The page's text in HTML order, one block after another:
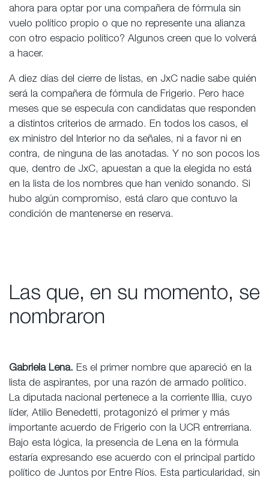
ahora para optar por una compañera de fórmula sin
vuelo político propio o que no represente una alianza
con otro espacio político? Algunos creen que lo volverá
a hacer.
A diez días del cierre de listas, en JxC nadie sabe quién
será la compañera de fórmula de Frigerio. Pero hace
meses que se especula con candidatas que responden
a distintos criterios de armado. En todos los casos, el
ex ministro del Interior no da señales, ni a favor ni en
contra, de ninguna de las anotadas. Y no son pocos los
que, dentro de JxC, apuestan a que la elegida no está
en la lista de los nombres que han venido sonando. Si
hubo algún compromiso, está claro que contuvo la
condición de mantenerse en reserva.
Las que, en su momento, se
nombraron
Gabriela Lena. Es el primer nombre que apareció en la
lista de aspirantes, por una razón de armado político.
La diputada nacional pertenece a la corriente Illia, cuyo
líder, Atilio Benedetti, protagonizó el primer y más
importante acuerdo de Frigerio con la UCR entrerriana.
Bajo esta lógica, la presencia de Lena en la fórmula
estaría expresando ese acuerdo con el principal partido
político de Juntos por Entre Ríos. Esta particularidad, sin